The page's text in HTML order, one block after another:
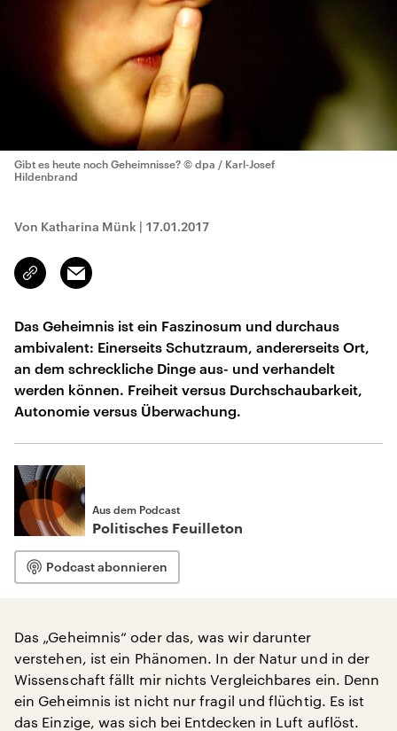
Gibt es heute noch Geheimnisse? © dpa / Karl-Josef
Hildenbrand
Von Katharina Münk | 17.01.2017
Link
kopieren/teilen
Email
Das Geheimnis ist ein Faszinosum und durchaus
ambivalent: Einerseits Schutzraum, andererseits Ort,
an dem schreckliche Dinge aus- und verhandelt
werden können. Freiheit versus Durchschaubarkeit,
Autonomie versus Überwachung.
Aus dem Podcast
Politisches Feuilleton
Podcast abonnieren
Das „Geheimnis“ oder das, was wir darunter
verstehen, ist ein Phänomen. In der Natur und in der
Wissenschaft fällt mir nichts Vergleichbares ein. Denn
ein Geheimnis ist nicht nur fragil und flüchtig. Es ist
das Einzige, was sich bei Entdecken in Luft auflöst.